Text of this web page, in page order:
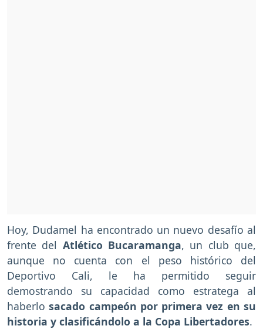
Hoy, Dudamel ha encontrado un nuevo desafío al
frente del Atlético Bucaramanga, un club que,
aunque no cuenta con el peso histórico del
Deportivo Cali, le ha permitido seguir
demostrando su capacidad como estratega al
haberlo sacado campeón por primera vez en su
historia y clasificándolo a la Copa Libertadores.